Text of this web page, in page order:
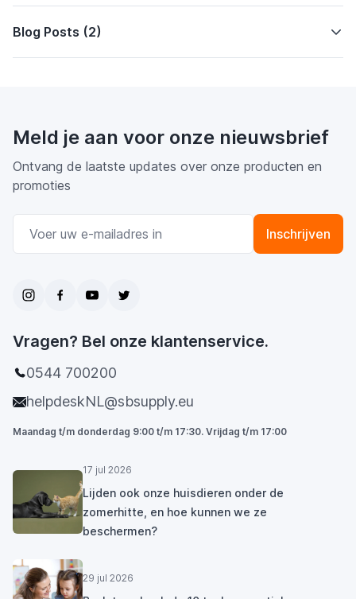
Blog Posts (2)
Meld je aan voor onze nieuwsbrief
Ontvang de laatste updates over onze producten en
promoties
Inschrijven
Vragen? Bel onze klantenservice.
0544 700200
helpdeskNL@sbsupply.eu
Maandag t/m donderdag 9:00 t/m 17:30. Vrijdag t/m 17:00
17 jul 2026
Lijden ook onze huisdieren onder de
zomerhitte, en hoe kunnen we ze
beschermen?
29 jul 2026